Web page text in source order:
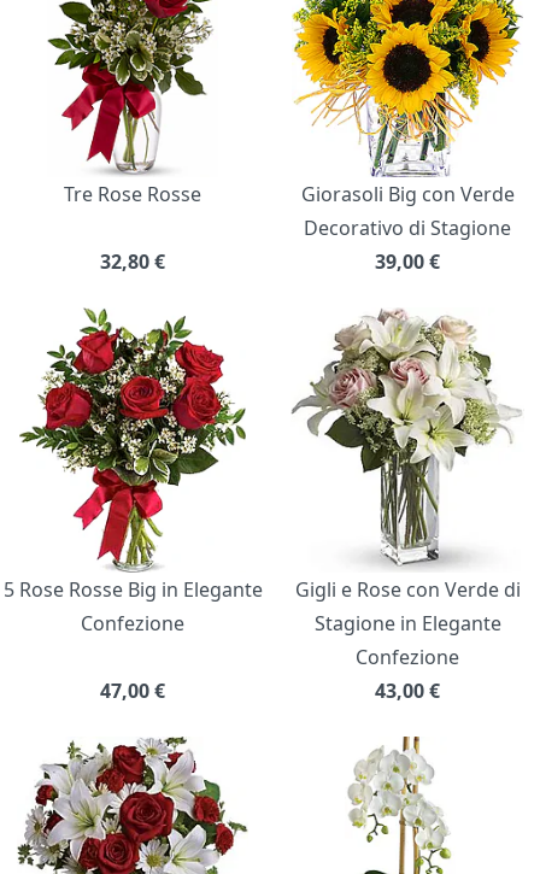
Tre Rose Rosse
32,80€
Giorasoli Big con Verde
Decorativo di Stagione
39,00€
5 Rose Rosse Big in Elegante
Confezione
47,00€
Gigli e Rose con Verde di
Stagione in Elegante
Confezione
43,00€